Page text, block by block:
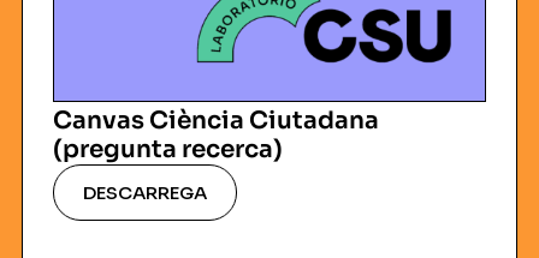
Canvas Ciència Ciutadana
(pregunta recerca)
DESCARREGA